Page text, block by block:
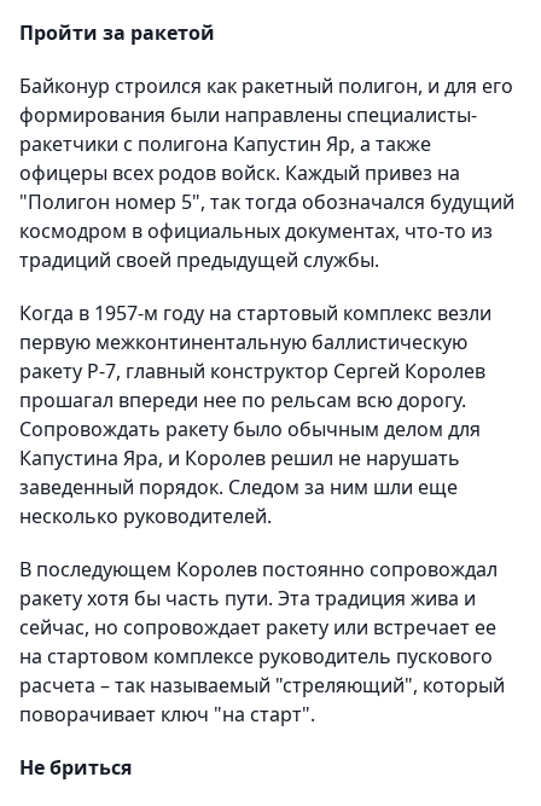
Пройти за ракетой
Байконур строился как ракетный полигон, и для его
формирования были направлены специалисты-
ракетчики с полигона Капустин Яр, а также
офицеры всех родов войск. Каждый привез на
"Полигон номер 5", так тогда обозначался будущий
космодром в официальных документах, что-то из
традиций своей предыдущей службы.
Когда в 1957-м году на стартовый комплекс везли
первую межконтинентальную баллистическую
ракету Р-7, главный конструктор Сергей Королев
прошагал впереди нее по рельсам всю дорогу.
Сопровождать ракету было обычным делом для
Капустина Яра, и Королев решил не нарушать
заведенный порядок. Следом за ним шли еще
несколько руководителей.
В последующем Королев постоянно сопровождал
ракету хотя бы часть пути. Эта традиция жива и
сейчас, но сопровождает ракету или встречает ее
на стартовом комплексе руководитель пускового
расчета – так называемый "стреляющий", который
поворачивает ключ "на старт".
Не бриться